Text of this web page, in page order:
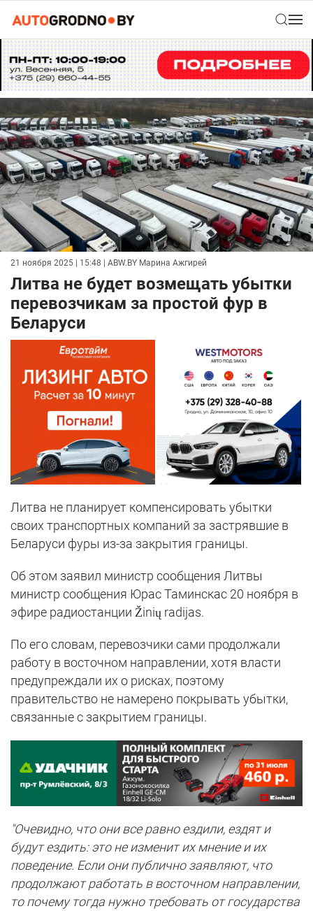
21 ноября 2025 | 15:48 | ABW.BY Марина Ажгирей
Литва не будет возмещать убытки
перевозчикам за простой фур в
Беларуси
Литва не планирует компенсировать убытки
своих транспортных компаний за застрявшие в
Беларуси фуры из-за закрытия границы.
Об этом заявил министр сообщения Литвы
министр сообщения Юрас Таминскас 20 ноября в
эфире радиостанции Žinių radijas.
По его словам, перевозчики сами продолжали
работу в восточном направлении, хотя власти
предупреждали их о рисках, поэтому
правительство не намерено покрывать убытки,
связанные с закрытием границы.
"Очевидно, что они все равно ездили, ездят и
будут ездить: это не изменит их мнение и их
поведение. Если они публично заявляют, что
продолжают работать в восточном направлении,
то почему тогда нужно требовать от государства